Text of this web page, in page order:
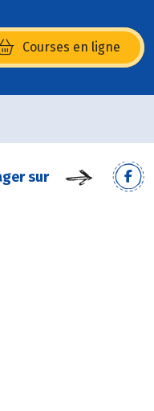
Courses en ligne
sur